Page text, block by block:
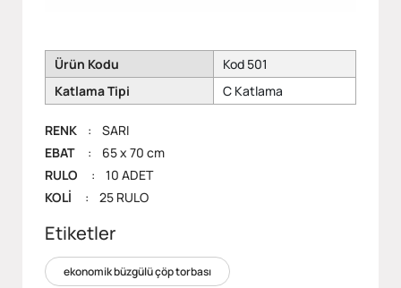
Ürün Kodu
Kod 501
Katlama Tipi
C Katlama
RENK : SARI
EBAT : 65 x 70 cm
RULO : 10 ADET
KOLİ : 25 RULO
Etiketler
ekonomik büzgülü çöp torbası